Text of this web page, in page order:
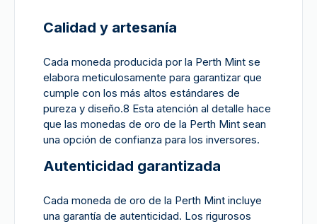
Calidad y artesanía
Cada moneda producida por la Perth Mint se
elabora meticulosamente para garantizar que
cumple con los más altos estándares de
pureza y diseño.8 Esta atención al detalle hace
que las monedas de oro de la Perth Mint sean
una opción de confianza para los inversores.
Autenticidad garantizada
Cada moneda de oro de la Perth Mint incluye
una garantía de autenticidad. Los rigurosos